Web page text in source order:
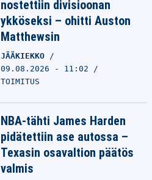
nostettiin divisioonan
ykköseksi – ohitti Auston
Matthewsin
JÄÄKIEKKO
09.08.2026 - 11:02
TOIMITUS
NBA-tähti James Harden
pidätettiin ase autossa –
Texasin osavaltion päätös
valmis